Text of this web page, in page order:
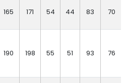
165 171 54 44 83 70
190 198 55 51 93 76